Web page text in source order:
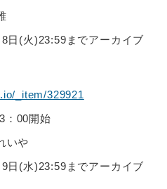
日(火)23:59までアーカイブ
_item/329921
：00開始
いや
日(水)23:59までアーカイブ